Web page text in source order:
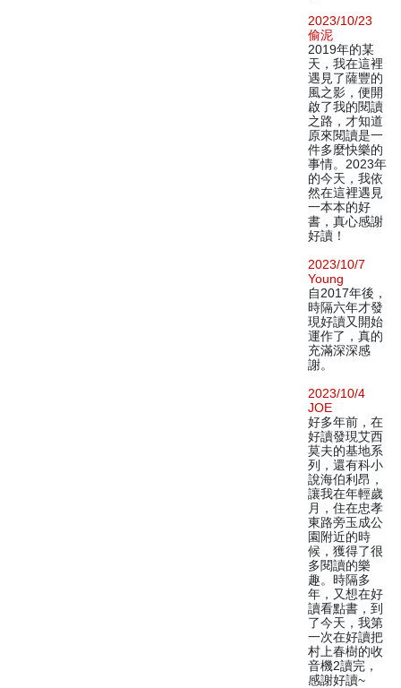
2023/10/23
偷泥
2019年的某
天，我在這裡
遇見了薩豐的
風之影，便開
啟了我的閱讀
之路，才知道
原來閱讀是一
件多麼快樂的
事情。2023年
的今天，我依
然在這裡遇見
一本本的好
書，真心感謝
好讀！
2023/10/7
Young
自2017年後，
時隔六年才發
現好讀又開始
運作了，真的
充滿深深感
謝。
2023/10/4
JOE
好多年前，在
好讀發現艾西
莫夫的基地系
列，還有科小
說海伯利昂，
讓我在年輕歲
月，住在忠孝
東路旁玉成公
園附近的時
候，獲得了很
多閱讀的樂
趣。時隔多
年，又想在好
讀看點書，到
了今天，我第
一次在好讀把
村上春樹的收
音機2讀完，
感謝好讀~